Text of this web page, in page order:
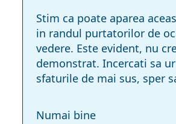
Stim ca poate aparea
in randul purtatorilor de
vedere. Este evident, nu
demonstrat. Incercati sa
sfaturile de mai sus, sper
Numai bine